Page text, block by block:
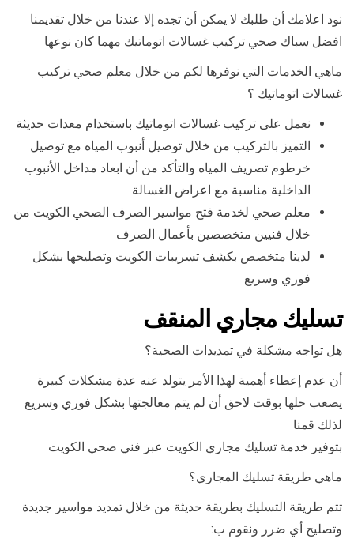
نود اعلامك أن طلبك لا يمكن أن تجده إلا عندنا من خلال تقديمنا
افضل سباك صحي تركيب غسالات اتوماتيك مهما كان نوعها
ماهي الخدمات التي نوفرها لكم من خلال معلم صحي تركيب
غسالات اتوماتيك ؟
نعمل على تركيب غسالات اتوماتيك باستخدام معدات حديثة
التميز بالتركيب من خلال توصيل أنبوب المياه مع توصيل
خرطوم تصريف المياه والتأكد من أن ابعاد مداخل الأنبوب
الداخلية مناسبة مع اعراض الغسالة
معلم صحي لخدمة فتح مواسير الصرف الصحي الكويت من
خلال فنيين متخصصين بأعمال الصرف
لدينا متخصص بكشف تسريبات الكويت وتصليحها بشكل
فوري وسريع
تسليك مجاري المنقف
هل تواجه مشكلة في تمديدات الصحية؟
أن عدم إعطاء أهمية لهذا الأمر يتولد عنه عدة مشكلات كبيرة
يصعب حلها بوقت لاحق أن لم يتم معالجتها بشكل فوري وسريع
لذلك قمنا
بتوفير خدمة تسليك مجاري الكويت عبر فني صحي الكويت
ماهي طريقة تسليك المجاري؟
تتم طريقة التسليك بطريقة حديثة من خلال تمديد مواسير جديدة
وتصليح أي ضرر ونقوم ب: